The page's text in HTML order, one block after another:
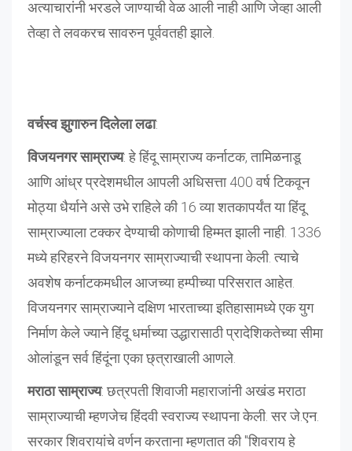
अत्याचारांनी भरडले जाण्याची वेळ आली नाही आणि जेव्हा आली
तेव्हा ते लवकरच सावरुन पूर्ववतही झाले.
वर्चस्व झुगारुन दिलेला लढा:
विजयनगरसाम्राज्य: हे हिंदू साम्राज्य कर्नाटक, तामिळनाडू
आणि आंध्र प्रदेशमधील आपली अधिसत्ता 400 वर्ष टिकवून
मोठ्या धैर्याने असे उभे राहिले की 16 व्या शतकापर्यंत या हिंदू
साम्राज्याला टक्कर देण्याची कोणाची हिम्मत झाली नाही. 1336
मध्ये हरिहरने विजयनगर साम्राज्याची स्थापना केली. त्याचे
अवशेष कर्नाटकमधील आजच्या हम्पीच्या परिसरात आहेत.
विजयनगर साम्राज्याने दक्षिण भारताच्या इतिहासामध्ये एक युग
निर्माण केले ज्याने हिंदू धर्माच्या उद्धारासाठी प्रादेशिकतेच्या सीमा
ओलांडून सर्व हिंदूंना एका छ्त्राखाली आणले.
मराठा साम्राज्य: छत्रपती शिवाजी महाराजांनी अखंड मराठा
साम्राज्याची म्हणजेच हिंदवी स्वराज्य स्थापना केली. सर जे.एन.
सरकार शिवरायांचे वर्णन करताना म्हणतात की "शिवराय हे